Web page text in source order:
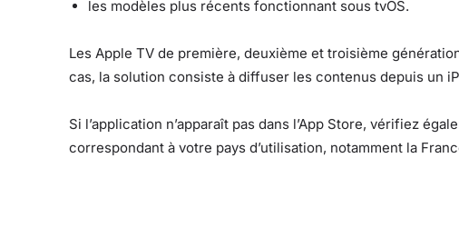
les modèles plus récents fonctionnant sous tvOS.
Les Apple TV de première, deuxième et troisième
cas, la solution consiste à diffuser les contenus depuis un
Si l’application n’apparaît pas dans l’App Store, vérifiez
correspondant à votre pays d’utilisation, notamment la